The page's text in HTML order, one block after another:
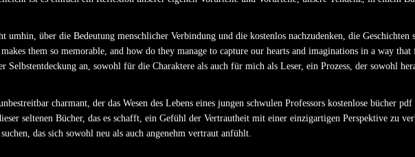
über die Bedeutung menschlicher Verbindung und die kostenlos nachzudenken, die Geschichten
them so memorable, and how do they manage to capture our hearts and imaginations in a way
Selbstentdeckung an, sowohl für die Charaktere als auch für mich als Leser, ein Prozess, der sowohl
charmant, der das Wesen des Lebens eines jungen schwulen Professors kostenlose bücher
seltenen Bücher, das es schafft, ein Gefühl der Vertrautheit mit einer einzigartigen Perspektive zu
das sich sowohl neu als auch angenehm vertraut anfühlt.